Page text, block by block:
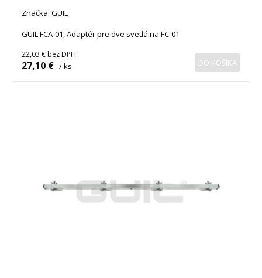
Značka: GUIL
GUIL FCA-01, Adaptér pre dve svetlá na FC-01
22,03 € bez DPH
27,10 € / ks DO KOŠÍKA